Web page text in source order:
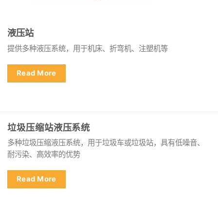
液压站
提供多种液压系统，用于机床、折弯机、注塑机等
Read More
垃圾压缩站液压系统
多种垃圾压缩液压系统，用于垃圾车或垃圾站，具有低噪音、
耐污染、高效率的优势
Read More